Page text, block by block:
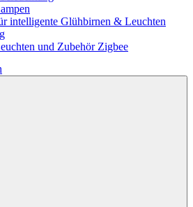
intelligente Glühbirnen & Leuchten
und Zubehör Zigbee